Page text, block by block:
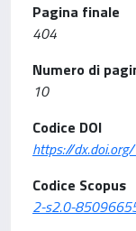
Pagina finale
404
Numero di
10
Codice DOI
https://
Codice Scopus
2-s2.0-